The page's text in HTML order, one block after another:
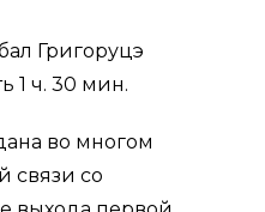
Григоруцэ
1 ч. 30 мин.
во многом
связи со